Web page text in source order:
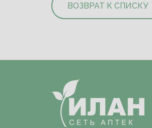
ВОЗВРАТ К СПИСКУ